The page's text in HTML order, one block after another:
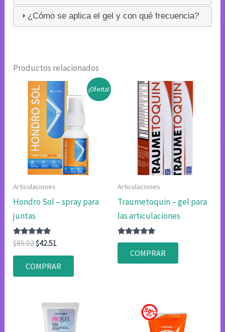
¿Cómo se aplica el gel y con qué frecuencia?
Productos relacionados
¡Oferta!
Articulaciones
Hondro Sol – spray para
juntas
Valorado
con
4.75
de 5
$85.02El
original
era:
$42.51
actual
es:
COMPRAR
Articulaciones
Traumetoquin – gel para
las articulaciones
Valorado
4.83
de 5
COMPRAR